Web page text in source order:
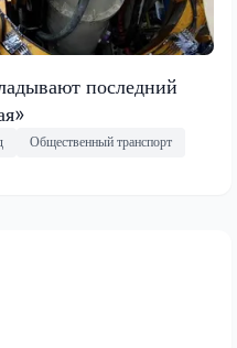
последний
Общественный транспорт